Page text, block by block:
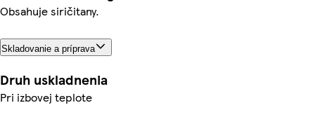
Obsahuje siričitany.
Skladovanie a príprava
Druh uskladnenia
Pri izbovej teplote